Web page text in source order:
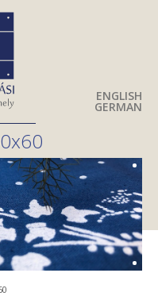
ENGLISH
GERMAN